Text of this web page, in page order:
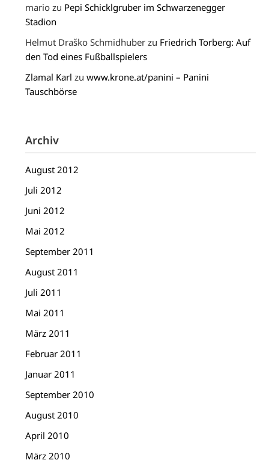
mario zu Pepi Schicklgruber im Schwarzenegger
Stadion
Helmut Draško Schmidhuber zu Friedrich Torberg: Auf
den Tod eines Fußballspielers
Zlamal Karl zuwww.krone.at/panini – Panini
Tauschbörse
Archiv
August 2012
Juli 2012
Juni 2012
Mai 2012
September 2011
August 2011
Juli 2011
Mai 2011
März 2011
Februar 2011
Januar 2011
September 2010
August 2010
April 2010
März 2010